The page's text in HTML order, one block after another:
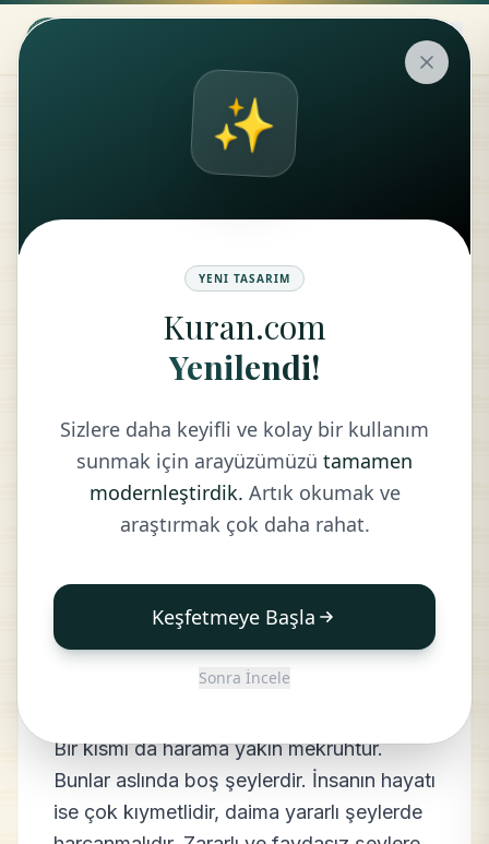
RETURN TO LIST
İslamda Eğlence ve
160- İslamda meşru sayılan eğlenceler
mubahtır. Oyun ve eğlence denilen
birtakım zararlı ve faydasız eğlenceler ise
Bir kısmı da harama yakın mekruhtur.
Bunlar aslında boş şeylerdir. İnsanın hayatı
ise çok kıymetlidir, daima yararlı şeylerde
✨
YENI TASARIM
Kuran.com
Yenilendi!
Sizlere daha keyifli ve kolay bir kullanım
sunmak için arayüzümüzü tamamen
modernleştirdik. Artık okumak ve
araştırmak çok daha rahat.
Keşfetmeye Başla
Sonra İncele